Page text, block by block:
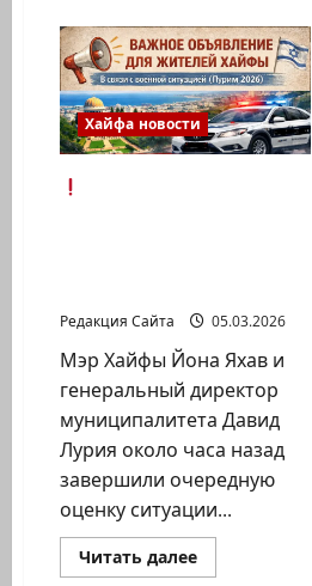
данном
этапе
система
образования
в
Хайфе
открыта
не
Хайфа новости
Редакция Сайта 05.03.2026
Мэр Хайфы Йона Яхав и
генеральный директор
муниципалитета Давид
Лурия около часа назад
завершили очередную
оценку ситуации...
Читать далееПрочитать
больше